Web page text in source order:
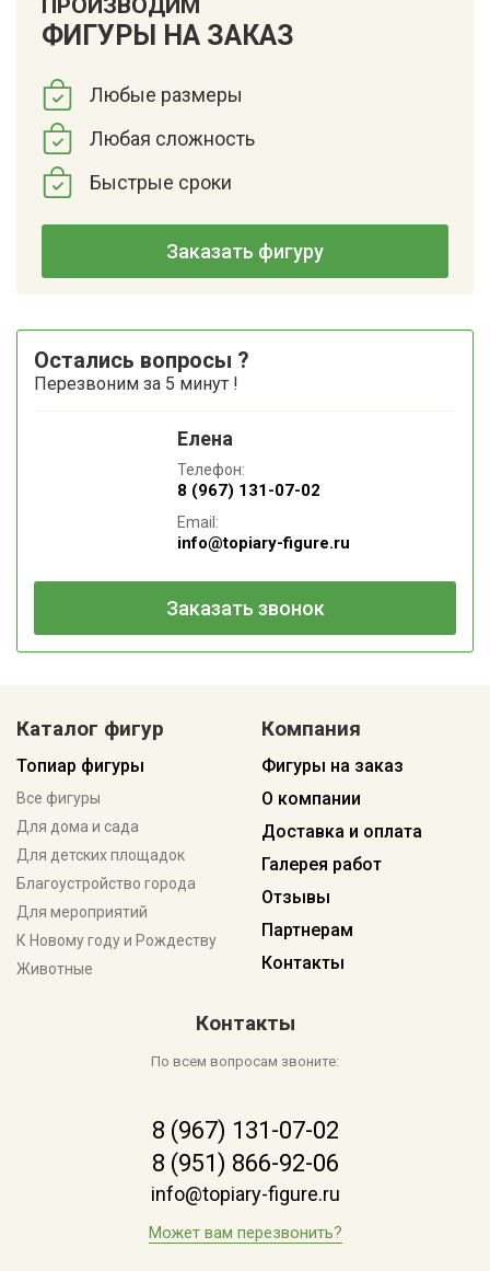
ПРОИЗВОДИМ
ФИГУРЫ НА ЗАКАЗ
Любые размеры
Любая сложность
Быстрые сроки
Заказать фигуру
Остались вопросы ?
Перезвоним за 5 минут !
Елена
Телефон:
8 (967) 131-07-02
Email:
info@topiary-figure.ru
Заказать звонок
Каталог фигур
Топиар фигуры
Все фигуры
Для дома и сада
Для детских площадок
Благоустройство города
Для мероприятий
К Новому году и Рождеству
Животные
Компания
Фигуры на заказ
О компании
Доставка и оплата
Галерея работ
Отзывы
Партнерам
Контакты
Контакты
По всем вопросам звоните:
8 (967) 131-07-02
8 (951) 866-92-06
info@topiary-figure.ru
Может вам перезвонить?